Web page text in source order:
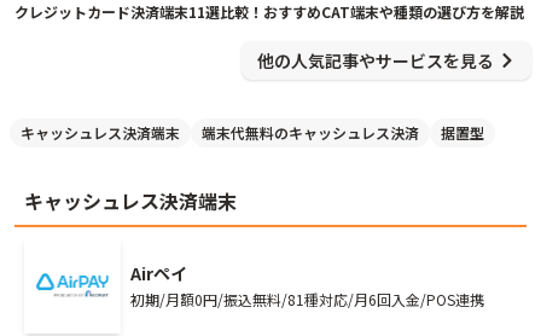
クレジットカード決済端末11選比較！おすすめCAT端末や種類の選び方を解説
他の人気記事やサービスを見る
キャッシュレス決済端末 端末代無料のキャッシュレス決済 据置型
キャッシュレス決済端末
Airペイ
初期/月額0円/振込無料/81種対応/月6回入金/POS連携